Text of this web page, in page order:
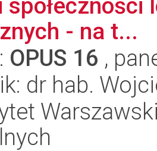
społeczności
- na t...
OPUS 16 ,
dr hab.